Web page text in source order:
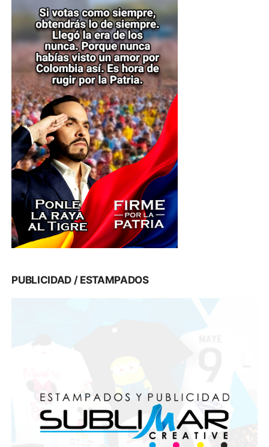
PUBLICIDAD / ESTAMPADOS